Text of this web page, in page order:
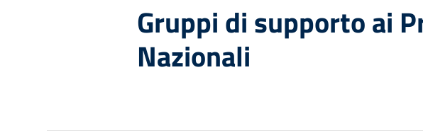
Gruppi di supporto ai
Nazionali